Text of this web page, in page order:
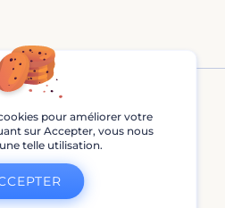
© 2013 - 2026
pour améliorer votre
sur Accepter, vous nous
telle utilisation.